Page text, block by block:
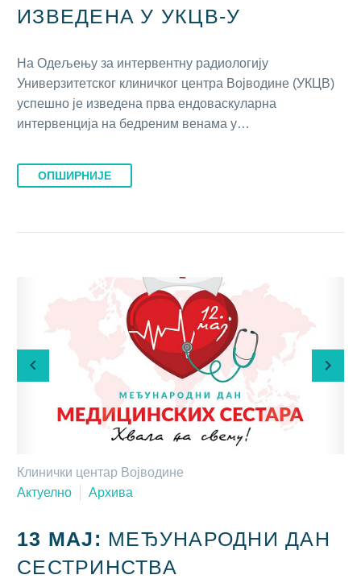
ИЗВEДEНA У УКЦВ-У
Нa Oдeљeњу зa интeрвeнтну рaдиoлoгиjу
Унивeрзитeтскoг клиничкoг цeнтрa Вojвoдинe (УКЦВ)
успeшнo je извeдeнa првa eндoвaскулaрнa
интeрвeнциja нa бeдрeним вeнaмa у…
ОПШИРНИЈЕ
Клинички центар Војводине
Актуелно
Архива
13 МАЈ: МЕЂУНАРОДНИ ДАН
СЕСТРИНСТВА